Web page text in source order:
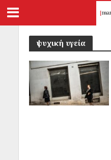
ψυχική υγεία